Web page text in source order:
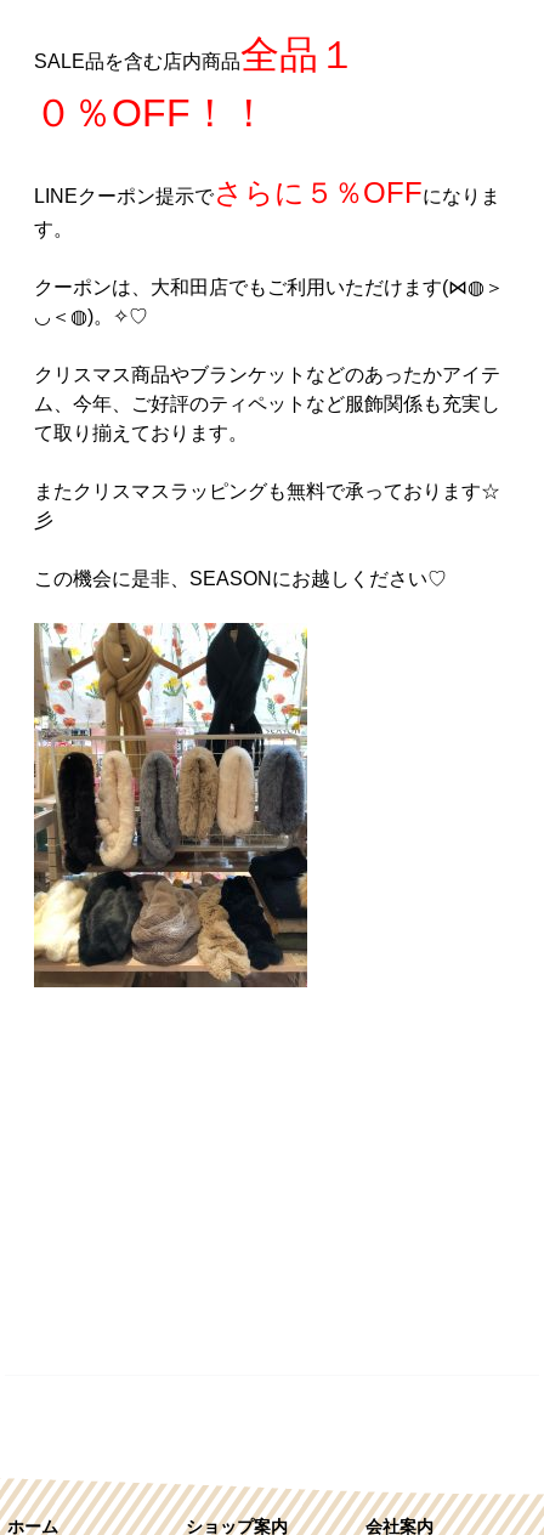
SALE品を含む店内商品全品１
０％OFF！！
LINEクーポン提示でさらに５％OFFになりま
す。
クーポンは、大和田店でもご利用いただけます(⋈◍＞
◡＜◍)。✧♡
クリスマス商品やブランケットなどのあったかアイテ
ム、今年、ご好評のティペットなど服飾関係も充実し
て取り揃えております。
またクリスマスラッピングも無料で承っております☆
彡
この機会に是非、SEASONにお越しください♡
ホーム ショップ案内 会社案内